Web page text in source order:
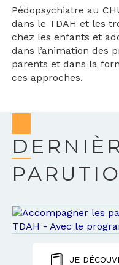
Pédopsychiatre au
dans le TDAH et les
chez les enfants et
dans l’animation des
parents et dans la
ces approches.
DERNIÈRE
JE